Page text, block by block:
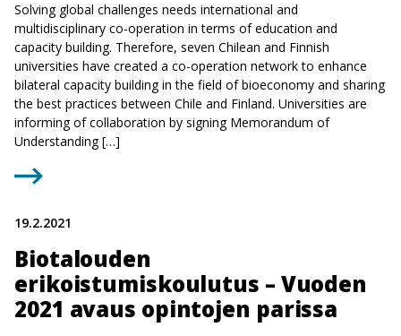
Solving global challenges needs international and
multidisciplinary co-operation in terms of education and
capacity building. Therefore, seven Chilean and Finnish
universities have created a co-operation network to enhance
bilateral capacity building in the field of bioeconomy and sharing
the best practices between Chile and Finland. Universities are
informing of collaboration by signing Memorandum of
Understanding […]
19.2.2021
Biotalouden
erikoistumiskoulutus – Vuoden
2021 avaus opintojen parissa